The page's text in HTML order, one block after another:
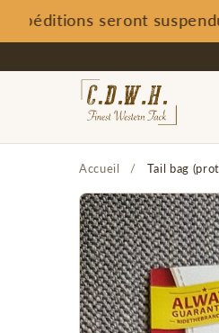
Ignorer
et
contenu
seront
Accueil / Tail bag